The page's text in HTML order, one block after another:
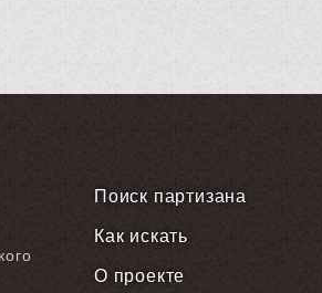
Поиск партизана
Как искать
О проекте